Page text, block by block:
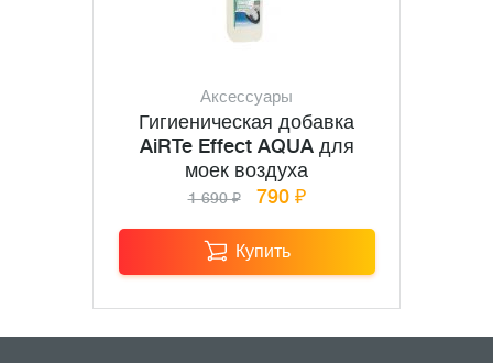
Аксессуары
Гигиеническая добавка
AiRTe Effect AQUA для
моек воздуха
1 690 ₽ 790 ₽
Купить